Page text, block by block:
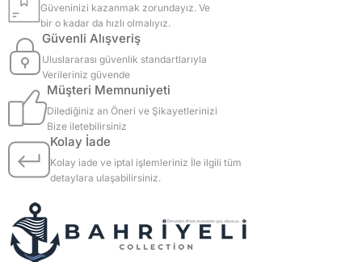
Güveninizi kazanmak zorundayız. Ve
bir o kadar da hızlı olmalıyız.
Güvenli Alışveriş
Uluslararası güvenlik standartlarıyla
Verileriniz güvende
Müşteri Memnuniyeti
Dilediğiniz an Öneri ve Şikayetlerinizi
Bize iletebilirsiniz
Kolay İade
Kolay iade ve iptal işlemleriniz İle ilgili tüm
detaylara ulaşabilirsiniz.